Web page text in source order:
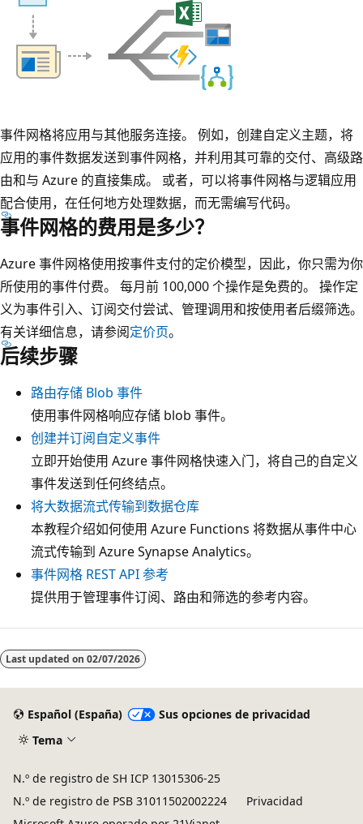
事件网格将应用与其他服务连接。 例如，创建自定义主题，将
应用的事件数据发送到事件网格，并利用其可靠的交付、高级路
由和与 Azure 的直接集成。 或者，可以将事件网格与逻辑应用
配合使用，在任何地方处理数据，而无需编写代码。
事件网格的费用是多少？
Azure 事件网格使用按事件支付的定价模型，因此，你只需为你
所使用的事件付费。 每月前 100,000 个操作是免费的。 操作定
义为事件引入、订阅交付尝试、管理调用和按使用者后缀筛选。
有关详细信息，请参阅定价页。
后续步骤
路由存储 Blob 事件
使用事件网格响应存储 blob 事件。
创建并订阅自定义事件
立即开始使用 Azure 事件网格快速入门，将自己的自定义
事件发送到任何终结点。
将大数据流式传输到数据仓库
本教程介绍如何使用 Azure Functions 将数据从事件中心
流式传输到 Azure Synapse Analytics。
事件网格 REST API 参考
提供用于管理事件订阅、路由和筛选的参考内容。
Last updated on 02/07/2026
Español (España)
Sus opciones de privacidad
Tema
N.º de registro de SH ICP 13015306-25
N.º de registro de PSB 31011502002224
Privacidad